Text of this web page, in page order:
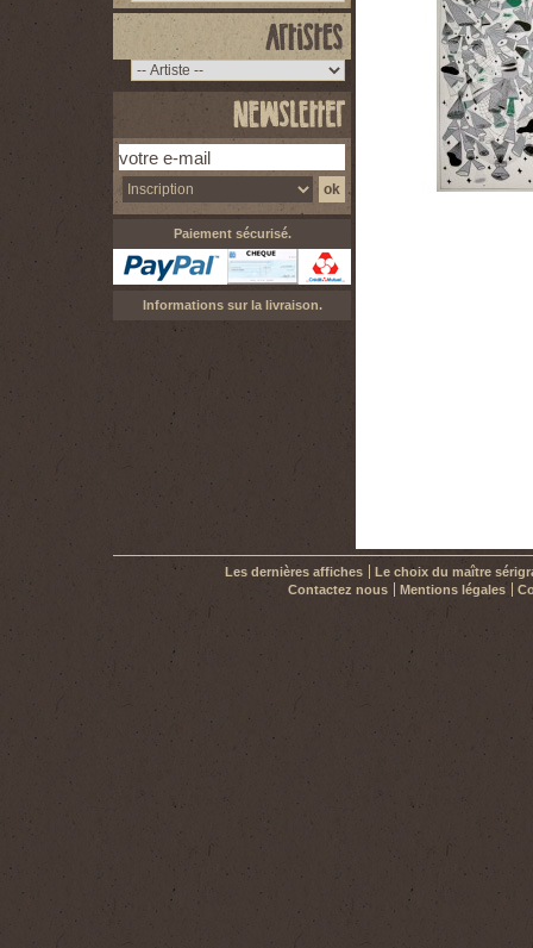
Paiement sécurisé.
Informations sur la livraison.
Les dernières affiches
Le choix du maître
Contactez nous
Mentions légales